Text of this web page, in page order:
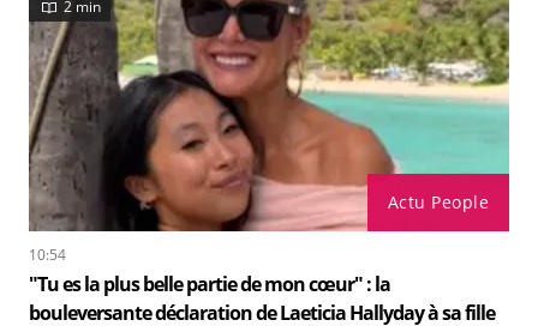
Actu People
2 min
10:54
"Tu es la plus belle partie de mon cœur" : la
bouleversante déclaration de Laeticia Hallyday à sa fille